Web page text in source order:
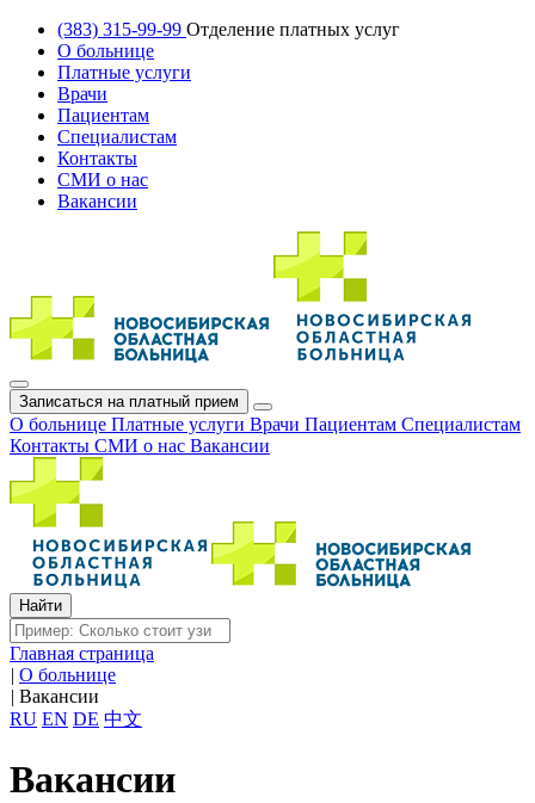
(383) 315-99-99 Отделение платных услуг
О больнице
Платные услуги
Врачи
Пациентам
Специалистам
Контакты
СМИ о нас
Вакансии
Записаться на платный прием
О больнице Платные услуги Врачи Пациентам Специалистам
Контакты СМИ о нас Вакансии
Главная страница
| О больнице
| Вакансии
RU EN DE 中文
Вакансии